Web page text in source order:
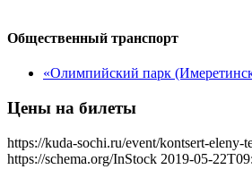
Общественный транспорт
«Олимпийский парк
Цены на билеты
https://kuda-sochi.ru/event/kontsert-eleny-
https://schema.org/InStock 2019-05-